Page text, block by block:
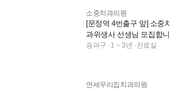
소중치과의원
[문정역 4번출구 앞] 소중
과위생사 선생님 모집합
차)
송파구 ·1 ~ 3년 ·진료실
연세우리집치과의원